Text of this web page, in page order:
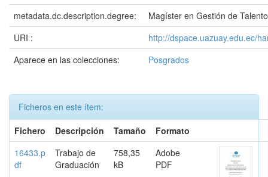
metadata.dc.description.degree:
Magíster en Gestión de
URI :
http://dspace.uazuay.edu.ec/
Aparece en las colecciones:
Posgrados
Ficheros en este ítem:
Fichero
Descripción Tamaño
Formato
16433.p
df
Trabajo de
Graduación
758,35
kB
Adobe
PDF